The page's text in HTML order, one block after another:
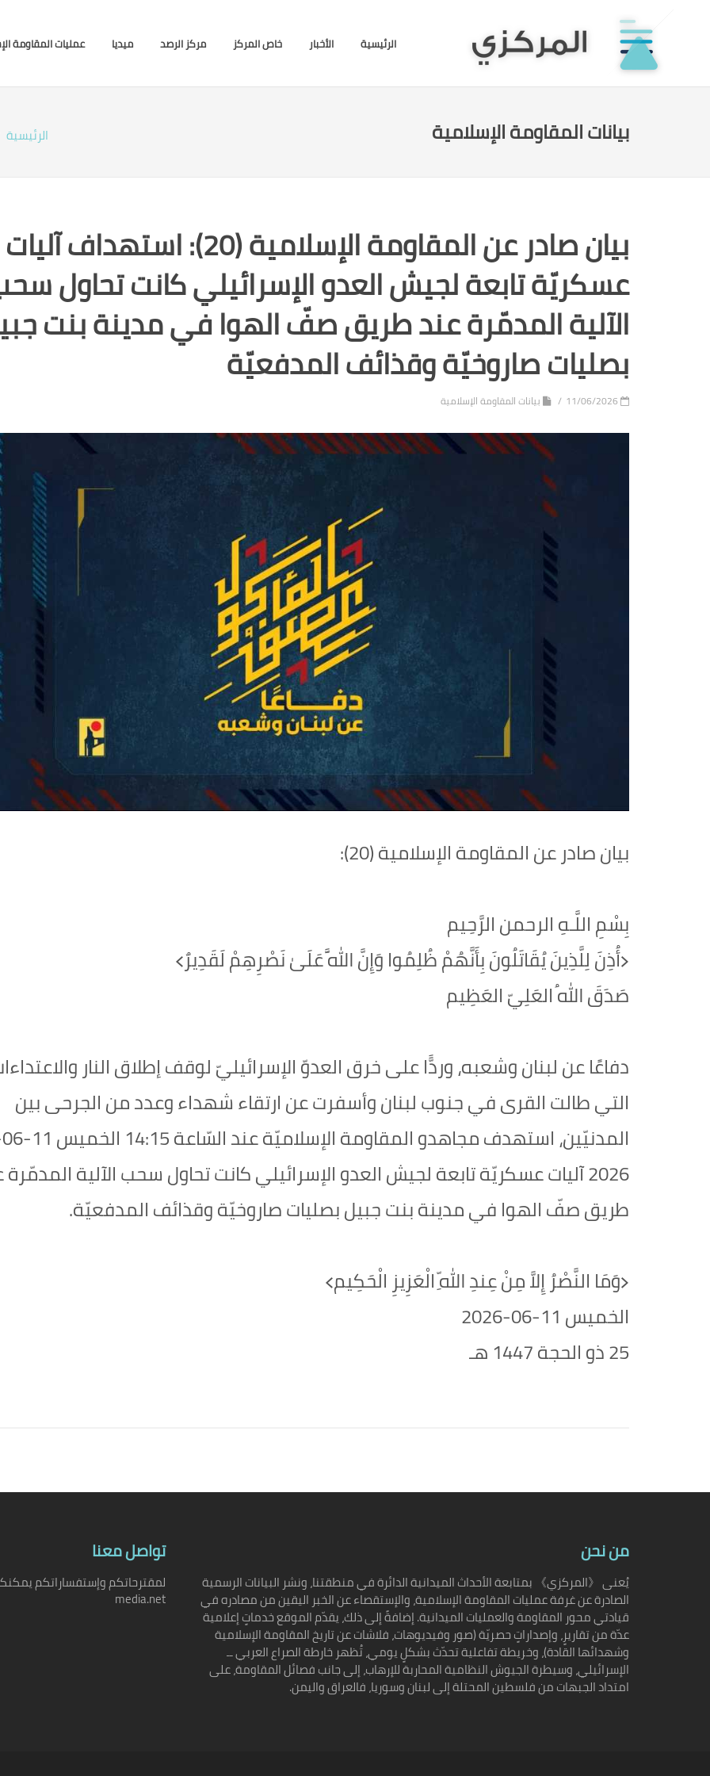
الرئيسية الأخبار خاص المركز مركز الرصد ميديا عمليات المقاومة
بيانات المقاومة الإسلامية الرئيسية
بيان صادر عن المقاومة الإسلامية (20):‏ استهداف آليات
عسكريّة تابعة لجيش العدو الإسرائيلي كانت تحاول
الآلية المدمّرة عند طريق صفّ الهوا في مدينة بنت
بصليات صاروخيّة وقذائف المدفعيّة
بيانات المقاومة الإسلامية
بيان صادر عن المقاومة الإسلامية (20):‏
بِسْمِ اللَّـهِ الرحمن الرَّحِيم
‏﴿أُذِنَ لِلَّذِينَ يُقَاتَلُونَ بِأَنَّهُمْ ظُلِمُوا وَإِنَّ اللَّهَ عَلَىٰ نَصْرِهِمْ لَقَدِيرٌ﴾‏
صَدَقَ اللهُ العَلِيّ العَظِيم
دفاعًا عن لبنان وشعبه، وردًّا على خرق العدوّ الإسرائيليّ لوقف إطلاق النار
التي طالت القرى في جنوب لبنان وأسفرت عن ارتقاء شهداء وعدد من الجرحى بين
2026 آليات عسكريّة تابعة لجيش العدو الإسرائيلي كانت تحاول سحب الآلية
طريق صفّ الهوا في مدينة بنت جبيل بصليات صاروخيّة وقذائف المدفعيّة.
﴿وَمَا النَّصْرُ إِلاَّ مِنْ عِندِ اللّهِ الْعَزِيزِ الْحَكِيم﴾‏
الخميس 11-06-2026‏
25 ذو الحجة 1447 هـ
من نحن
يُعنى 《المركزي》 بمتابعة الأحداث الميدانية الدائرة في منطقتنا، ونشر البيانات الرسمية
الصادرة عن غرفة عمليات المقاومة الإسلامية، والإستقصاء عن الخبر اليقين من مصادره في
قيادتي محور المقاومة والعمليات الميدانية. إضافةً إلى ذلك، يقدّم الموقع خدماتٍ إعلامية
عدّة من تقاريرٍ، وإصداراتٍ حصريّة (صور وفيديوهات، فلاشات عن تاريخ المقاومة الإسلامية
وشهدائها القادة)، وخريطة تفاعلية تحدّث بشكلٍ يومي، تُظهر خارطة الصراع العربي ــ
الإسرائيلي، وسيطرة الجيوش النظامية المحاربة للإرهاب، إلى جانب فصائل المقاومة، على
امتداد الجبهات من فلسطين المحتلة إلى لبنان وسوريا، فالعراق واليمن.
تواصل معنا
media.net